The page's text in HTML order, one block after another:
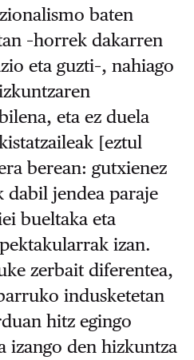
baten
–horrek dakarren
eta guzti–, nahiago
eta ez duela
[eztul
berean: gutxienez
dabil jendea paraje
bueltaka eta
izan.
zerbait diferentea,
indusketetan
hitz egingo
izango den hizkuntza